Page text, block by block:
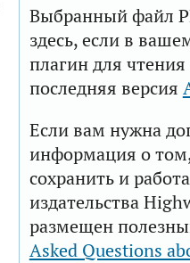
Выбранный файл
здесь, если в
плагин для
последняя версия
Если вам нужна
информация о том,
сохранить и
издательства
размещен
Asked Questions